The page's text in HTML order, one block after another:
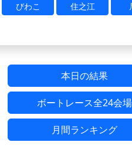
びわこ 住之江
本日の結果
ボートレース全24会場
月間ランキング